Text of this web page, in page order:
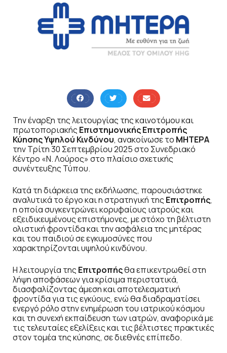
Την έναρξη της λειτουργίας της καινοτόμου και
πρωτοποριακής Επιστημονικής Επιτροπής
Κύησης Υψηλού Κινδύνου, ανακοίνωσε το ΜΗΤΕΡΑ
την Τρίτη 30 Σεπτεμβρίου 2025 στο Συνεδριακό
Κέντρο «Ν. Λούρος» στο πλαίσιο σχετικής
συνέντευξης Τύπου.
Κατά τη διάρκεια της εκδήλωσης, παρουσιάστηκε
αναλυτικά το έργο και η στρατηγική της Επιτροπής,
η οποία συγκεντρώνει κορυφαίους ιατρούς και
εξειδικευμένους επιστήμονες, με στόχο τη βέλτιστη
ολιστική φροντίδα και την ασφάλεια της μητέρας
και του παιδιού σε εγκυμοσύνες που
χαρακτηρίζονται υψηλού κινδύνου.
Η λειτουργία της Επιτροπήςθα επικεντρωθεί στη
λήψη αποφάσεων για κρίσιμα περιστατικά,
διασφαλίζοντας άμεση και αποτελεσματική
φροντίδα για τις εγκύους, ενώ θα διαδραματίσει
ενεργό ρόλο στην ενημέρωση του ιατρικού κόσμου
και τη συνεχή εκπαίδευση των ιατρών, αναφορικά με
τις τελευταίες εξελίξεις και τις βέλτιστες πρακτικές
στον τομέα της κύησης, σε διεθνές επίπεδο.